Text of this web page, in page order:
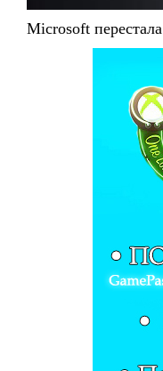
Microsoft